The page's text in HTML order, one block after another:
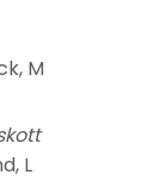
M
L